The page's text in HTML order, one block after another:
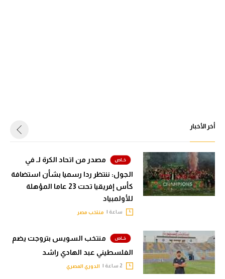
أخر الأخبار
مصدر من اتحاد الكرة لـ في
الجول: ننتظر ردا رسميا بشأن استضافة
كأس إفريقيا تحت 23 عاما المؤهلة
للأولمبياد
ساعة | منتخب مصر
منتخب السويس بتروجت يضم
الفلسطيني عبد الهادي راشد
الدوري المصري